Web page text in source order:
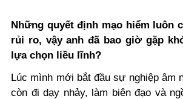
Những quyết định mạo hiểm luôn
rủi ro, vậy anh đã bao giờ gặp
lựa chọn liều lĩnh?
Lúc mình mới bắt đầu sự nghiệp âm
còn đi dạy nhảy, làm biên đạo và